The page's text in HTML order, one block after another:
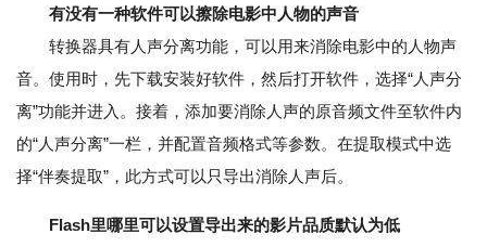
有没有一种软件可以擦除电影中人物的声音
转换器具有人声分离功能，可以用来消除电影中的人物声
音。使用时，先下载安装好软件，然后打开软件，选择“人声分
离”功能并进入。接着，添加要消除人声的原音频文件至软件内
的“人声分离”一栏，并配置音频格式等参数。在提取模式中选
择“伴奏提取”，此方式可以只导出消除人声后。
Flash里哪里可以设置导出来的影片品质默认为低